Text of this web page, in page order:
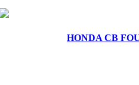
HONDA CB